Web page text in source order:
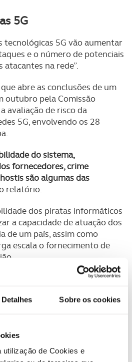
Detalhes Sobre os cookies
utilização de Cookies e
5G
tecnológicas 5G vão aumentar
e o número de potenciais
na rede”.
abre as conclusões de um
outubro pela Comissão
avaliação de risco da
5G, envolvendo os 28
do sistema,
fornecedores, crime
são algumas das
relatório.
dos piratas informáticos
a capacidade de atuação dos
de um país, assim como
escala o fornecimento de
redes 5G vão ser a base de
sociedade cada vez mais
de equipamentos e
setores críticos como a
com informação sensível, e
é caso para dizer que o risco é